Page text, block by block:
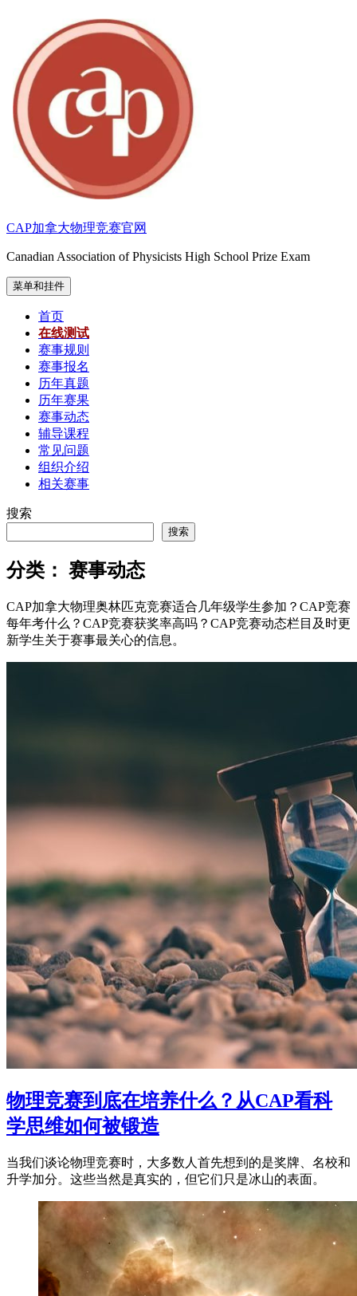
CAP加拿大物理竞赛官网
Canadian Association of Physicists High School Prize Exam
菜单和挂件
首页
在线测试
赛事规则
赛事报名
历年真题
历年赛果
赛事动态
辅导课程
常见问题
组织介绍
相关赛事
搜索
搜索
分类： 赛事动态
CAP加拿大物理奥林匹克竞赛适合几年级学生参加？CAP竞赛
每年考什么？CAP竞赛获奖率高吗？CAP竞赛动态栏目及时更
新学生关于赛事最关心的信息。
物理竞赛到底在培养什么？从CAP看科
学思维如何被锻造
当我们谈论物理竞赛时，大多数人首先想到的是奖牌、名校和
升学加分。这些当然是真实的，但它们只是冰山的表面。